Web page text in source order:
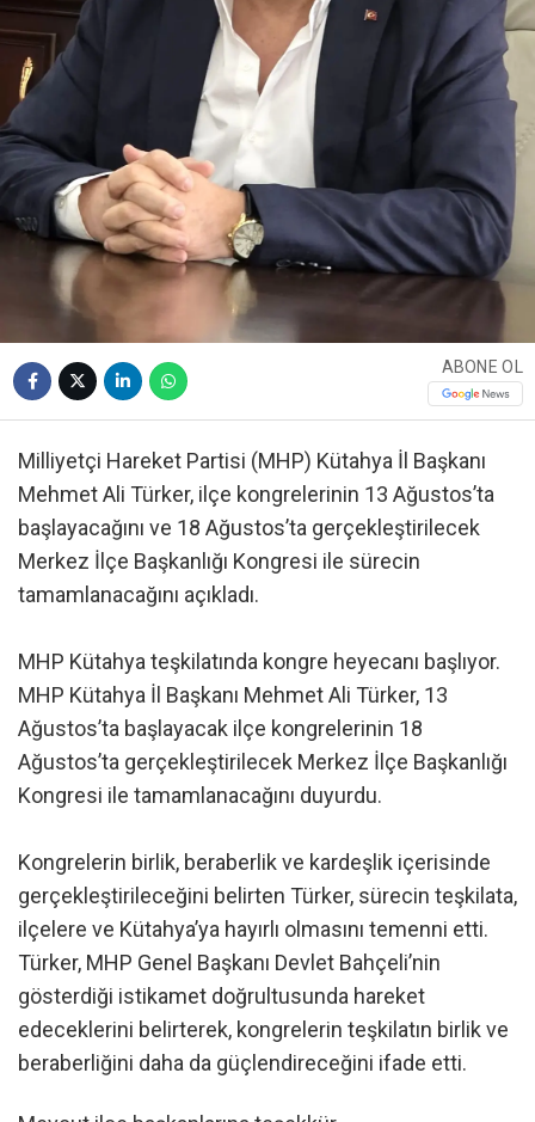
ABONE OL
Milliyetçi Hareket Partisi (MHP) Kütahya İl Başkanı
Mehmet Ali Türker, ilçe kongrelerinin 13 Ağustos’ta
başlayacağını ve 18 Ağustos’ta gerçekleştirilecek
Merkez İlçe Başkanlığı Kongresi ile sürecin
tamamlanacağını açıkladı.
MHP Kütahya teşkilatında kongre heyecanı başlıyor.
MHP Kütahya İl Başkanı Mehmet Ali Türker, 13
Ağustos’ta başlayacak ilçe kongrelerinin 18
Ağustos’ta gerçekleştirilecek Merkez İlçe Başkanlığı
Kongresi ile tamamlanacağını duyurdu.
Kongrelerin birlik, beraberlik ve kardeşlik içerisinde
gerçekleştirileceğini belirten Türker, sürecin teşkilata,
ilçelere ve Kütahya’ya hayırlı olmasını temenni etti.
Türker, MHP Genel Başkanı Devlet Bahçeli’nin
gösterdiği istikamet doğrultusunda hareket
edeceklerini belirterek, kongrelerin teşkilatın birlik ve
beraberliğini daha da güçlendireceğini ifade etti.